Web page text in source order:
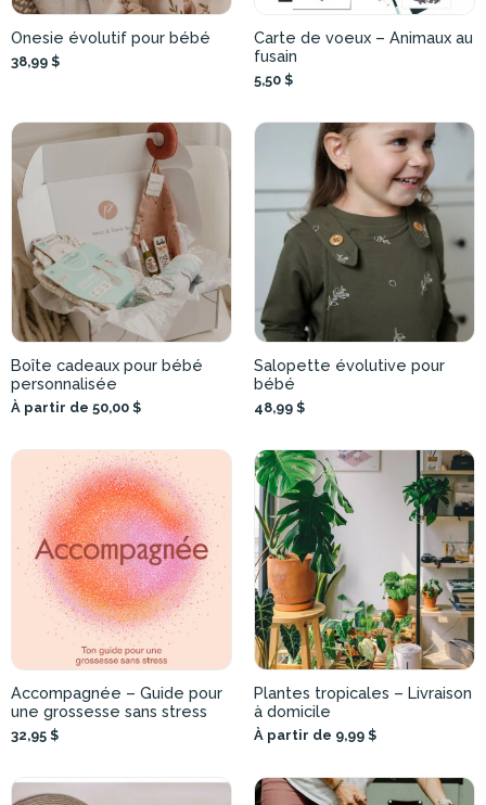
Onesie évolutif pour bébé
38,99 $
Carte de voeux – Animaux au
fusain
5,50 $
Boîte cadeaux pour bébé
personnalisée
À partir de 50,00 $
Salopette évolutive pour
bébé
48,99 $
Accompagnée – Guide pour
une grossesse sans stress
32,95 $
Plantes tropicales – Livraison
à domicile
À partir de 9,99 $